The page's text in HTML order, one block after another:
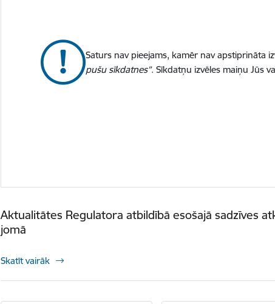
Saturs nav pieejams, kamēr nav apstiprināta
pušu sīkdatnes”. Sīkdatņu izvēles maiņu Jūs
Aktualitātes Regulatora atbildībā esošajā sadzīves
jomā
Skatīt vairāk